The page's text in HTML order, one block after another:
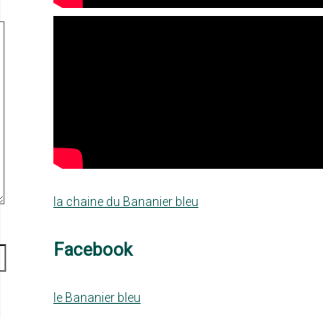
la chaine du Bananier bleu
Facebook
le Bananier bleu